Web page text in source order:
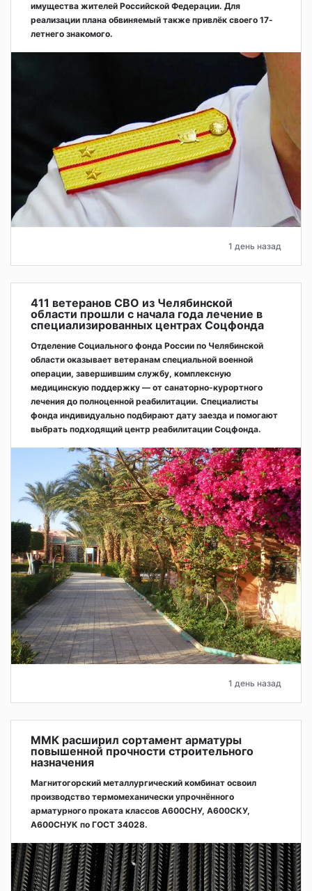
имущества жителей Российской Федерации. Для
реализации плана обвиняемый также привлёк своего 17-
летнего знакомого.
1 день назад
411 ветеранов СВО из Челябинской
области прошли с начала года лечение в
специализированных центрах Соцфонда
Отделение Социального фонда России по Челябинской
области оказывает ветеранам специальной военной
операции, завершившим службу, комплексную
медицинскую поддержку — от санаторно-курортного
лечения до полноценной реабилитации. Специалисты
фонда индивидуально подбирают дату заезда и помогают
выбрать подходящий центр реабилитации Соцфонда.
1 день назад
ММК расширил сортамент арматуры
повышенной прочности строительного
назначения
Магнитогорский металлургический комбинат освоил
производство термомеханически упрочнённого
арматурного проката классов А600СНУ, А600СКУ,
А600СНУК по ГОСТ 34028.